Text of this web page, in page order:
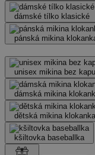
dámské tílko klasické
pánská mikina
unisex mikina bez
dámská mikina
dětská mikina klokanka
kšiltovka baseballka